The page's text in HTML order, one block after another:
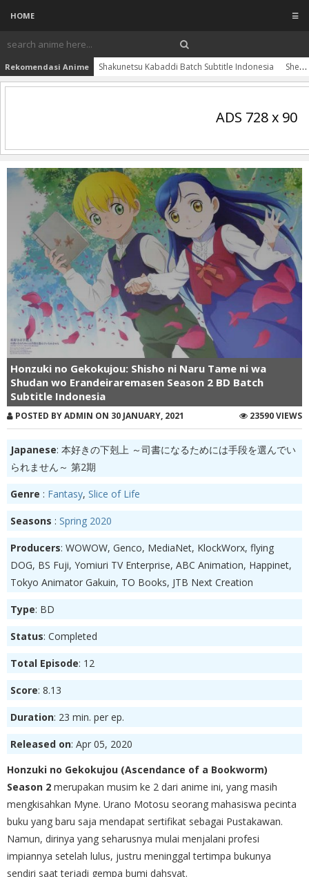
HOME ☰
Rekomendasi Anime Shakunetsu Kabaddi Batch Subtitle Indonesia Shen Yin Wangzuo Movie: Yi Lai Ke Si Chuanqi Subtitle Indonesia
ADS 728 x 90
Honzuki no Gekokujou: Shisho ni Naru Tame ni wa
Shudan wo Erandeiraremasen Season 2 BD Batch
Subtitle Indonesia
POSTED BY ADMIN ON 30 JANUARY, 2021 23590 VIEWS
Japanese: 本好きの下剋上 ～司書になるためには手段を選んでい
られません～ 第2期
Genre : Fantasy, Slice of Life
Seasons : Spring 2020
Producers: WOWOW, Genco, MediaNet, KlockWorx, flying
DOG, BS Fuji, Yomiuri TV Enterprise, ABC Animation, Happinet,
Tokyo Animator Gakuin, TO Books, JTB Next Creation
Type: BD
Status: Completed
Total Episode: 12
Score: 8.13
Duration: 23 min. per ep.
Released on: Apr 05, 2020
Honzuki no Gekokujou (Ascendance of a Bookworm)
Season 2 merupakan musim ke 2 dari anime ini, yang masih
mengkisahkan Myne. Urano Motosu seorang mahasiswa pecinta
buku yang baru saja mendapat sertifikat sebagai Pustakawan.
Namun, dirinya yang seharusnya mulai menjalani profesi
impiannya setelah lulus, justru meninggal tertimpa bukunya
sendiri saat terjadi gempa bumi dahsyat.